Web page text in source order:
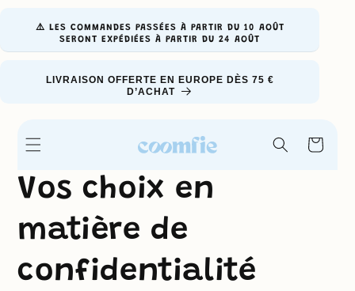
au
contenu
⚠️ LES COMMANDES PASSÉES À PARTIR DU 10 AOÛT
SERONT EXPÉDIÉES À PARTIR DU 24 AOÛT
LIVRAISON OFFERTE EN EUROPE DÈS 75 €
D’ACHAT
Panier
Vos choix en
matière de
confidentialité